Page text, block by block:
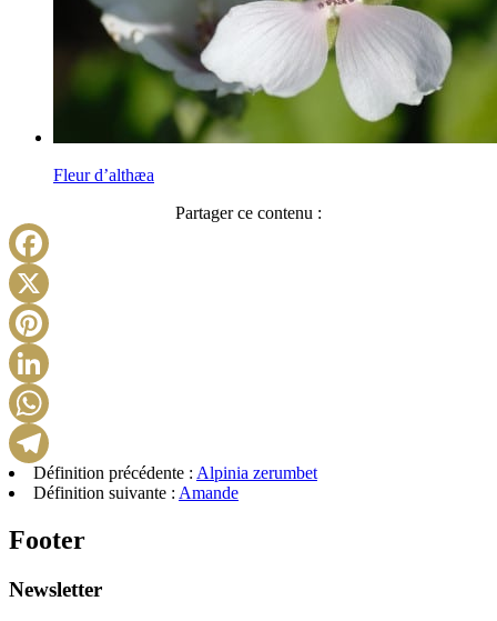
Fleur d’althæa
Partager ce contenu :
Telegram
Définition précédente : Alpinia zerumbet
Définition suivante : Amande
Footer
Newsletter